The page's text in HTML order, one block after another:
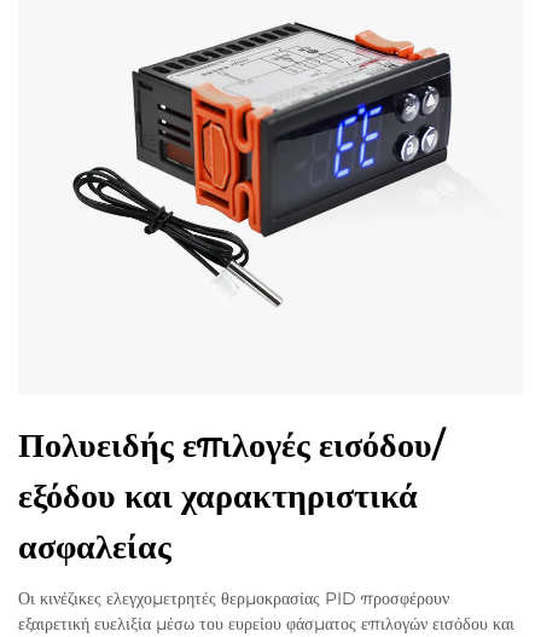
Πολυειδής επιλογές εισόδου/
εξόδου και χαρακτηριστικά
ασφαλείας
Οι κινέζικες ελεγχομετρητές θερμοκρασίας PID προσφέρουν
εξαιρετική ευελιξία μέσω του ευρείου φάσματος επιλογών εισόδου και